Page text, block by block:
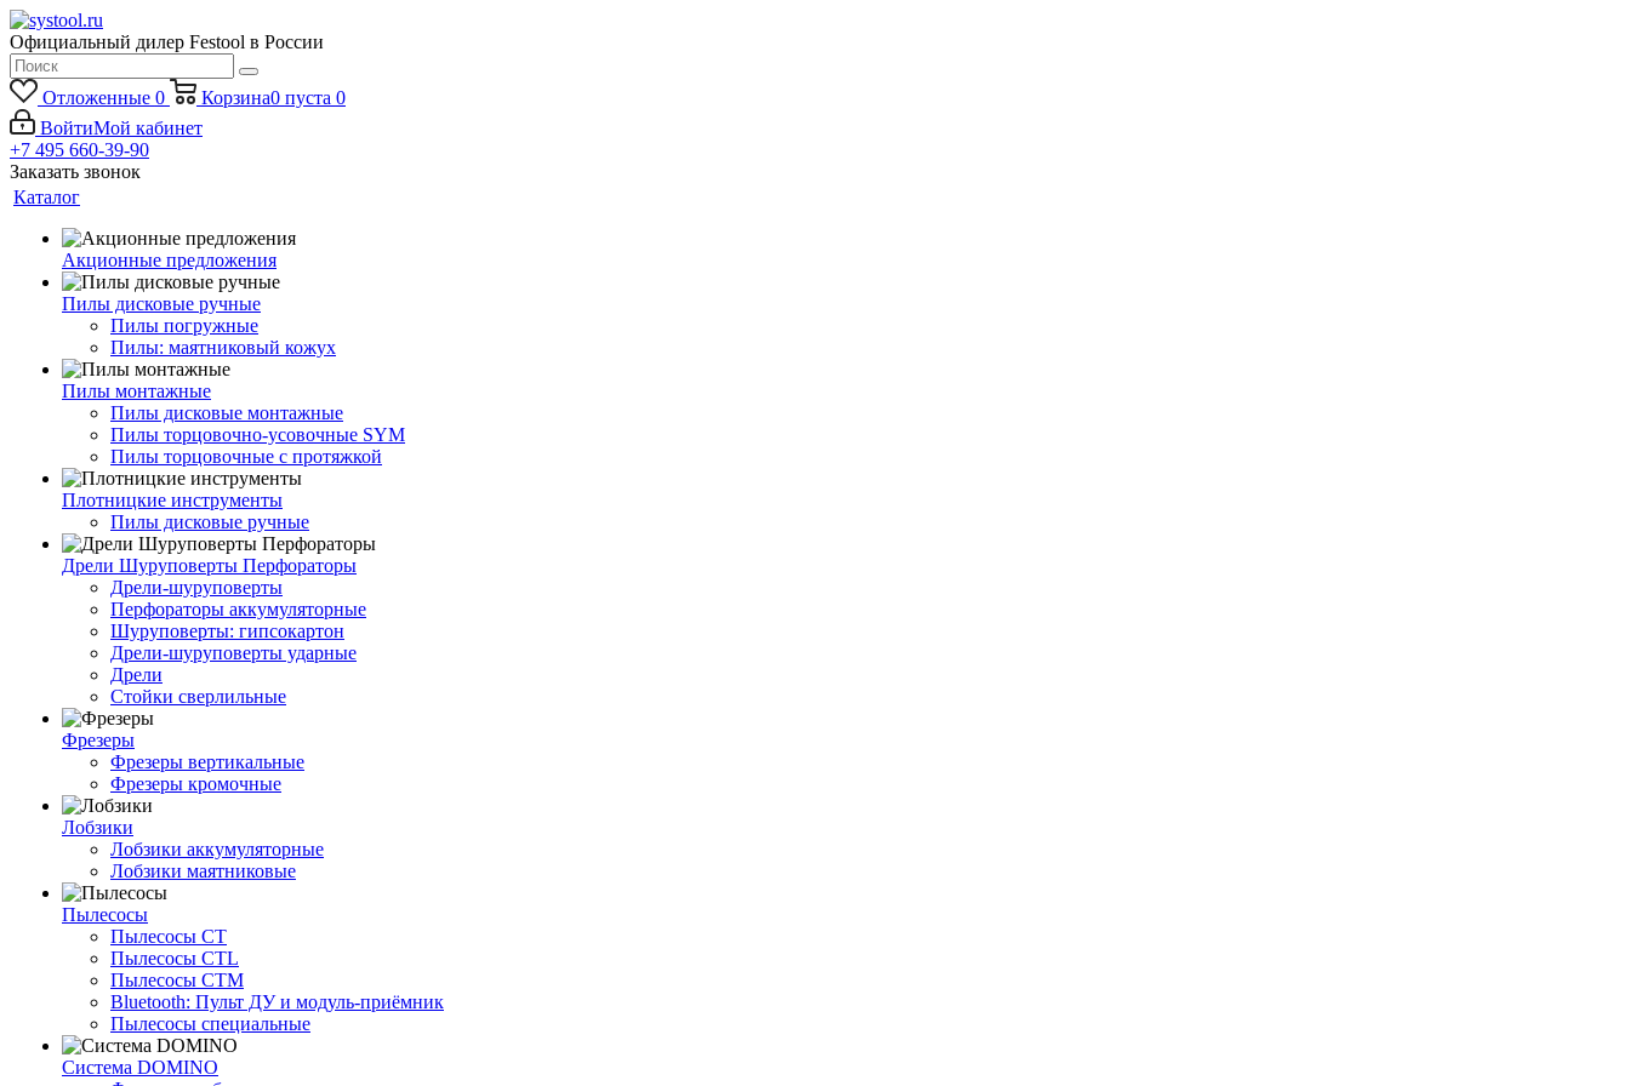
Официальный дилер Festool в России
Отложенные 0 Корзина0 пуста 0
ВойтиМой кабинет
+7 495 660-39-90
Заказать звонок
Каталог
Акционные предложения
Пилы дисковые ручные
Пилы погружные
Пилы: маятниковый кожух
Пилы монтажные
Пилы дисковые монтажные
Пилы торцовочно-усовочные SYM
Пилы торцовочные с протяжкой
Плотницкие инструменты
Пилы дисковые ручные
Дрели Шуруповерты Перфораторы
Дрели-шуруповерты
Перфораторы аккумуляторные
Шуруповерты: гипсокартон
Дрели-шуруповерты ударные
Дрели
Стойки сверлильные
Фрезеры
Фрезеры вертикальные
Фрезеры кромочные
Лобзики
Лобзики аккумуляторные
Лобзики маятниковые
Пылесосы
Пылесосы CT
Пылесосы CTL
Пылесосы CTM
Bluetooth: Пульт ДУ и модуль-приёмник
Пылесосы специальные
Система DOMINO